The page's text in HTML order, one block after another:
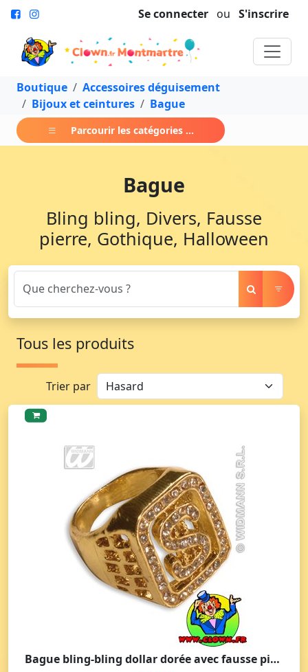
Se connecter ou S'inscrire
Boutique
Accessoires déguisement
Bijoux et ceintures
Bague
Parcourir les catégories ...
Bague
Bling bling, Divers, Fausse
pierre, Gothique, Halloween
Tous les produits
Trier par
Bague bling-bling dollar dorée avec fausse pierre